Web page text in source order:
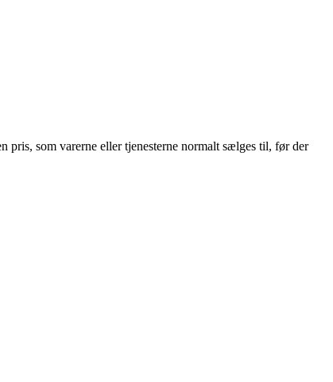
pris, som varerne eller tjenesterne normalt sælges til, før der